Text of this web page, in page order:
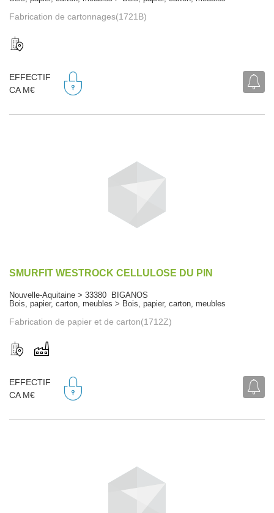
Fabrication de cartonnages(1721B)
EFFECTIF
CA M€
SMURFIT WESTROCK CELLULOSE DU PIN
Nouvelle-Aquitaine > 33380 BIGANOS
Bois, papier, carton, meubles > Bois, papier, carton, meubles
Fabrication de papier et de carton(1712Z)
EFFECTIF
CA M€